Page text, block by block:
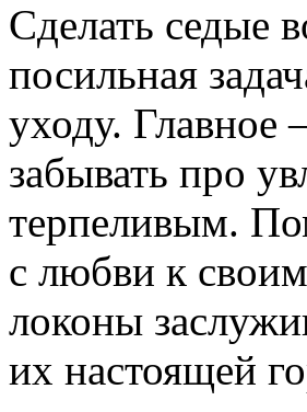
Сделать седые
посильная
уходу. Главное
забывать про
терпеливым.
с любви к
локоны
их настоящей